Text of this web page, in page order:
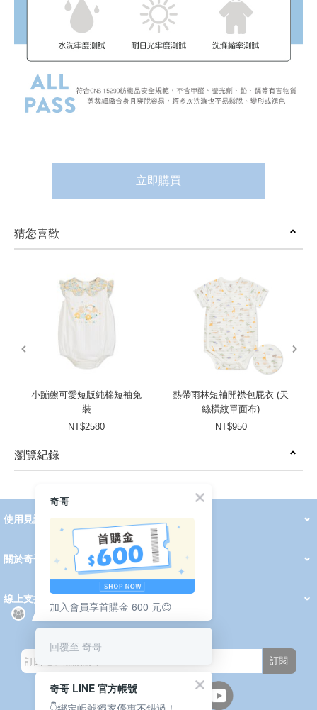
立即購買
猜您喜歡
小蹦熊可愛短版純棉短袖兔
裝
NT$2580
熱帶雨林短袖開襟包屁衣 (天
絲橫紋單面布)
NT$950
瀏覽紀錄
prev
next
使用見證 線上DM
2026 PADDINGTON 春夏服飾
2026 Peter Rabbit 春夏服飾
2026 CHIC BASICS春夏服飾
2026 Chic“a”Bon 派對禮服系列
2026 Chic“a”Bon 春夏服飾
媽咪購物指南
關於奇哥
奇哥的故事
育兒資訊站
會員中心
會員權益說明
我的帳戶
訂單查詢
紅利點數
修改會員資料
活動報名
線上支援
購買說明
常見問題
隱私權聲明
保固卡登錄
保固查詢
訂閱
奇哥
加入會員享首購金 600 元😊
回覆至 奇哥
奇哥 LINE 官方帳號